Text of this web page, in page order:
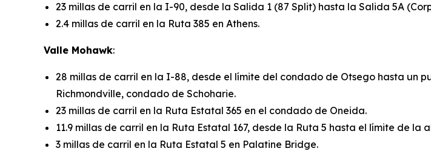
23 millas de carril en la I-90, desde la Salida 1 (87 Split) hasta la Salida 5A
2.4 millas de carril en la Ruta 385 en Athens.
Valle Mohawk:
28 millas de carril en la I-88, desde el límite del condado de Otsego hasta un
Richmondville, condado de Schoharie.
23 millas de carril en la Ruta Estatal 365 en el condado de Oneida.
11.9 millas de carril en la Ruta Estatal 167, desde la Ruta 5 hasta el límite de la
3 millas de carril en la Ruta Estatal 5 en Palatine Bridge.